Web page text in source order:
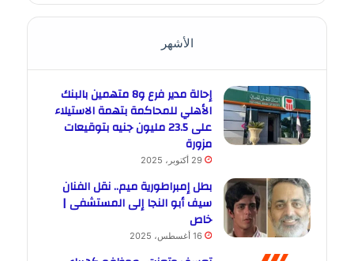
الأشهر
إحالة مدير فرع و8 متهمين بالبنك
الأهلي للمحاكمة بتهمة الاستيلاء
على 23.5 مليون جنيه بتوقيعات
مزورة
29 أكتوبر، 2025
بطل إمبراطورية ميم.. نقل الفنان
سيف أبو النجا إلى المستشفى |
خاص
16 أغسطس، 2025